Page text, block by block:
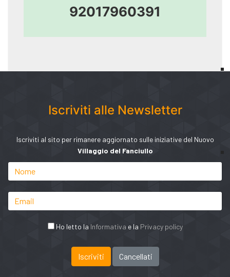
92017960391
Iscriviti alle Newsletter
Iscriviti al sito per rimanere aggiornato sulle iniziative del Nuovo
Villaggio del Fanciullo
Ho letto la Informativa e la Privacy policy